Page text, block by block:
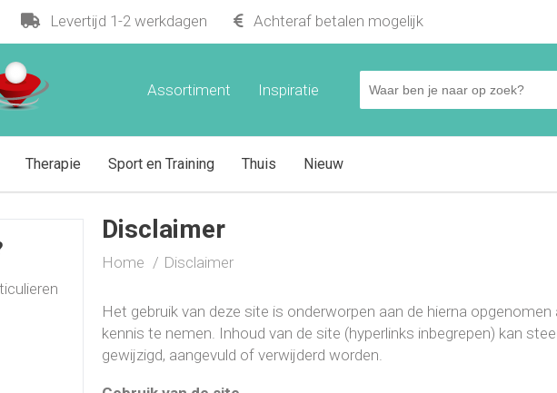
Levertijd 1-2 werkdagen Achteraf betalen mogelijk
Inspiratie
Assortiment
Therapie Sport en Training Thuis Nieuw
Disclaimer
Home Disclaimer
Het gebruik van deze site is onderworpen aan de hierna
kennis te nemen. Inhoud van de site (hyperlinks inbegrepen) kan
gewijzigd, aangevuld of verwijderd worden.